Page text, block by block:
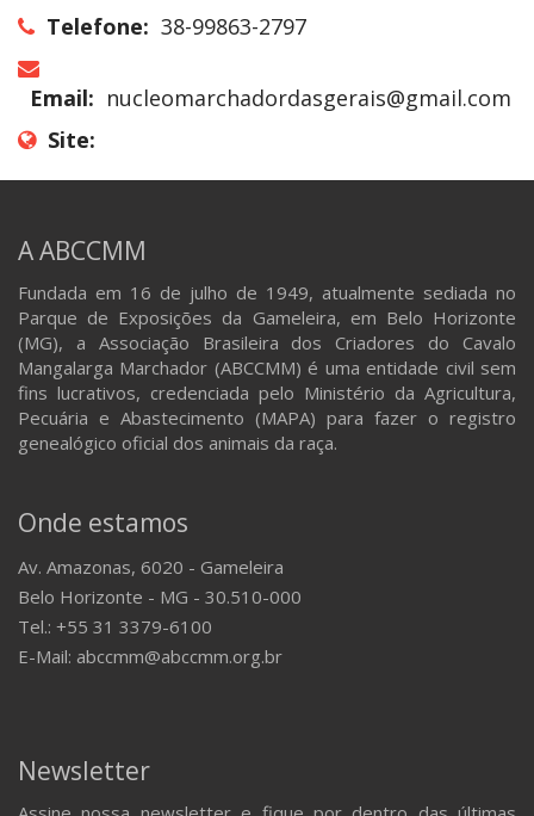
Telefone: 38-99863-2797
Email: nucleomarchadordasgerais@gmail.com
Site:
A ABCCMM
Fundada em 16 de julho de 1949, atualmente sediada no
Parque de Exposições da Gameleira, em Belo Horizonte
(MG), a Associação Brasileira dos Criadores do Cavalo
Mangalarga Marchador (ABCCMM) é uma entidade civil sem
fins lucrativos, credenciada pelo Ministério da Agricultura,
Pecuária e Abastecimento (MAPA) para fazer o registro
genealógico oficial dos animais da raça.
Onde estamos
Av. Amazonas, 6020 - Gameleira
Belo Horizonte - MG - 30.510-000
Tel.: +55 31 3379-6100
E-Mail: abccmm@abccmm.org.br
Newsletter